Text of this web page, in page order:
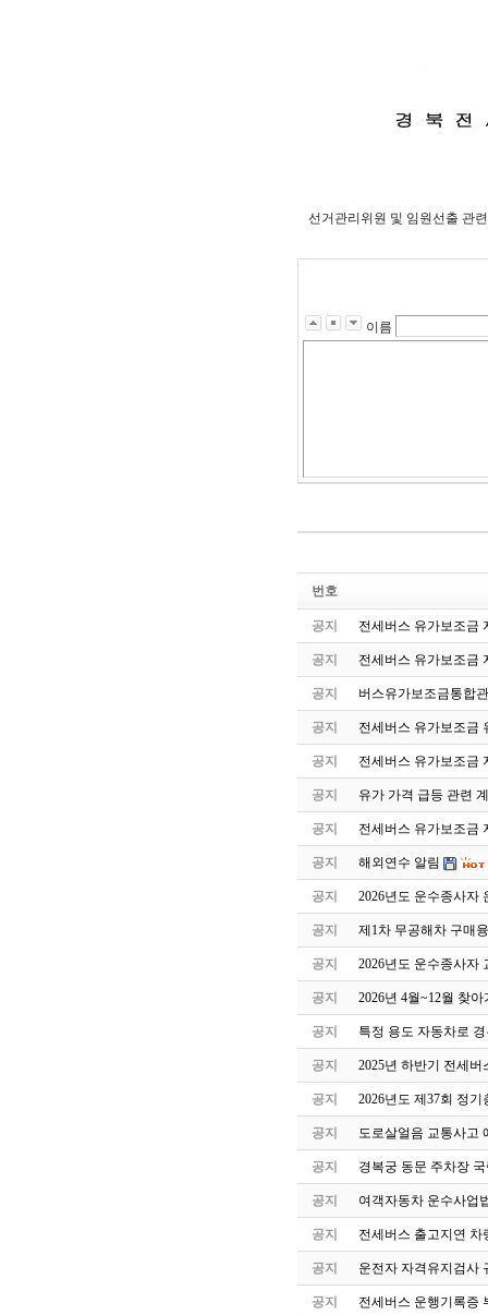
선거관리위원 및 임원선출 관
이름
번호
공지 전세버스 유가보조금
공지 전세버스 유가보조금
공지 버스유가보조금통합
공지 전세버스 유가보조금
공지 전세버스 유가보조금
공지 유가 가격 급등 관련
공지 전세버스 유가보조금
공지 해외연수 알림
공지 2026년도 운수종사자
공지 제1차 무공해차 구매
공지 2026년도 운수종사자
공지 2026년 4월~12월 찾
공지 특정 용도 자동차로
공지 2025년 하반기 전세
공지 2026년도 제37회 정기
공지 도로살얼음 교통사고
공지 경복궁 동문 주차장
공지 여객자동차 운수사업
공지 전세버스 출고지연 차
공지 운전자 자격유지검사
공지 전세버스 운행기록증